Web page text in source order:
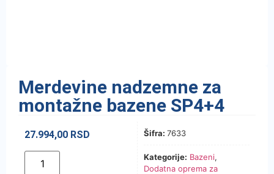
Merdevine nadzemne za
montažne bazene SP4+4
27.994,00 RSD Šifra: 7633
Kategorije: Bazeni,
Dodatna oprema za